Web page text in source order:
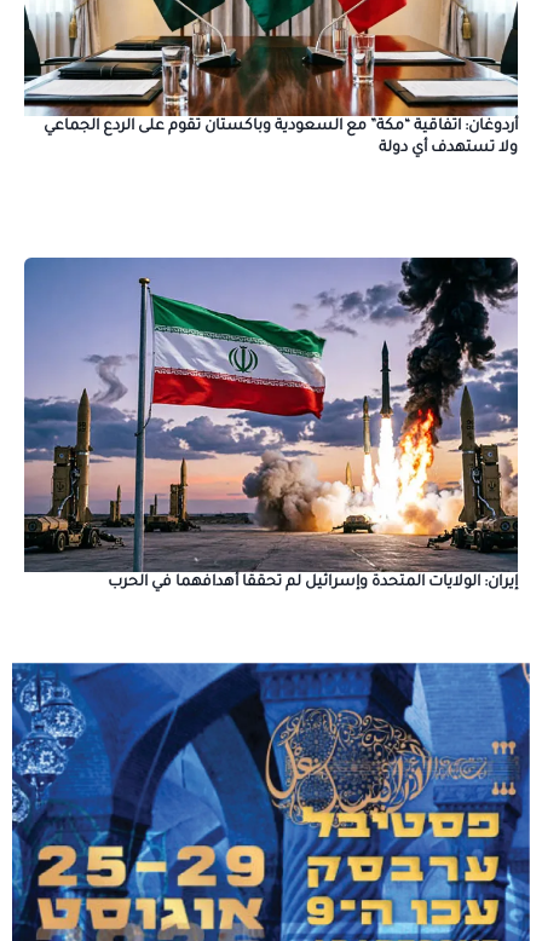
أردوغان: اتفاقية “مكة” مع السعودية وباكستان تقوم على الردع الجماعي
ولا تستهدف أي دولة
إيران: الولايات المتحدة وإسرائيل لم تحققا أهدافهما في الحرب